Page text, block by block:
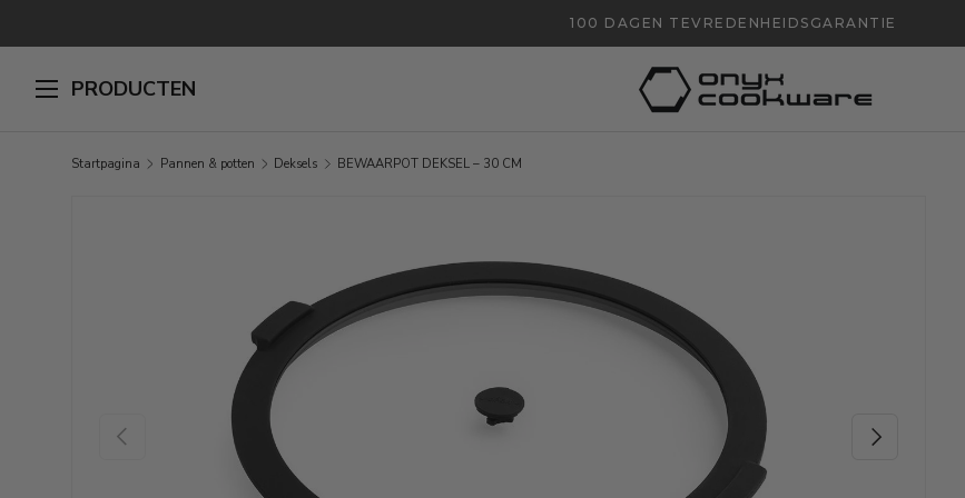
100 DAGEN TEVREDENHEIDSGARANTIE
PRODUCTEN
Startpagina Pannen & potten Deksels BEWAARPOT DEKSEL – 30 CM
VORIGE VOLGENDE